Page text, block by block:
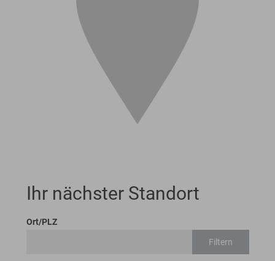
Ihr nächster Standort
Ort/PLZ
Filtern